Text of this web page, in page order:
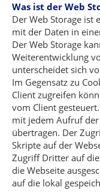
Was ist der Web
Der Web Storage ist
mit der Daten in
Der Web Storage
Weiterentwicklung
unterscheidet sich
Im Gegensatz zu
Client zugreifen
vom Client
mit jedem Aufruf
übertragen. Der
Skripte auf der
Zugriff Dritter auf
die Webseite
auf die lokal